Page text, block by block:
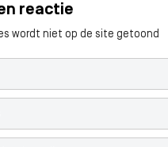
reactie
wordt niet op de site getoond